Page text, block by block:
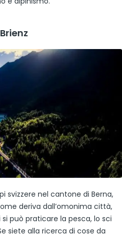
svizzere nel cantone di Berna,
deriva dall’omonima città,
può praticare la pesca, lo sci
siete alla ricerca di cose da